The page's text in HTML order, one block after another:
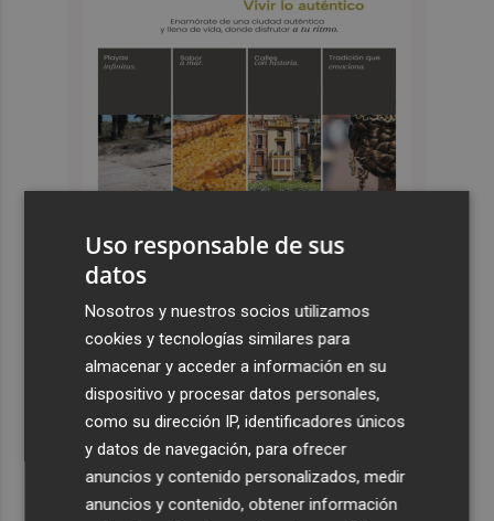
Últimas Noticias
Emergencias activa la situación 2 del PEIF y confina
Sierra Engarcerán por el humo del incendio forestal
España restablece los controles fronterizos a los
viajeros procedentes de Italia
El homenaje a Ferran Torres en Foios, en imágenes
Uso responsable de sus
datos
Nosotros y nuestros socios utilizamos
cookies y tecnologías similares para
almacenar y acceder a información en su
dispositivo y procesar datos personales,
como su dirección IP, identificadores únicos
y datos de navegación, para ofrecer
anuncios y contenido personalizados, medir
anuncios y contenido, obtener información